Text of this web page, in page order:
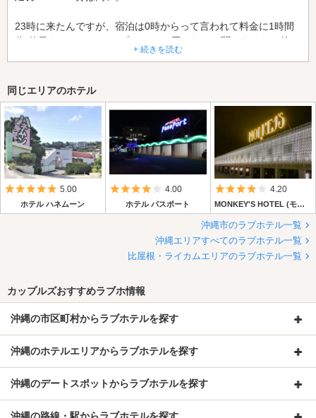
23時に来たんですが、宿泊は0時からって言われて料金に1時間
分(休日なので800×2)のプラス1600円されると聞きました。後々
ドリンクの値段が表示されてないためファイルがあり、その中に
料プラス1600円すると約9000円近くになることに気づき。こん
なボロいのにぼったくりだと思い、すぐ休憩に変更する。とフロ
ントへ連絡し、3時間で退室しました。
ほんとに部屋は臭いし、毛布もうっすい布をシーツでカバーして
る感じ。テレビも古くて画面におさまりきれてなく、文字とかは
み出て画面外。見えないわ！とツッコミましたね（笑）
儲けてないのか、ケチってるのか。と彼も呆れてました
ここにはもう、来ないかもしれないですね。ほかにいい所あると
+ 続きを読む
同じエリアのホテル
5つ星のうち5
5.00
ホテル ハネムーン
5つ星のうち4
4.00
ホテル パスポート
5つ星のうち4
4.20
MONKEY'S HOTEL (モンキーズホテル)
沖縄市のラブホテル一覧
沖縄エリアすべてのラブホテル一覧
比屋根・ライカムエリアのラブホテル一覧
カップルズおすすめラブホ情報
沖縄の市区町村からラブホテルを探す
沖縄のホテルエリアからラブホテルを探す
沖縄のデートスポットからラブホテルを探す